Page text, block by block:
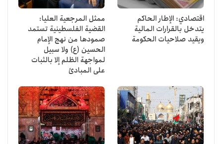
اقتصادي: الإطار الحاكم
يتدخل بالقرارات المالية
ويقيد صلاحيات الحكومة
ممثل المرجعية العليا:
القضية الفلسطينية تستمد
صمودها من نهج الإمام
الحسين (ع) ولا سبيل
لمواجهة الظلم إلا بالثبات
على المبادئ